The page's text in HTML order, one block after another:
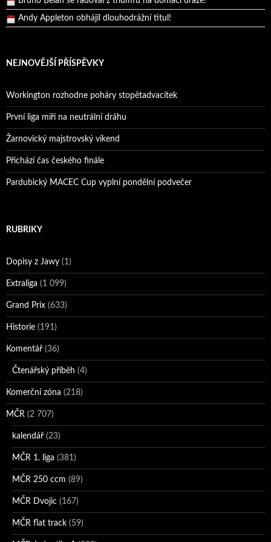
Andy Appleton obhájil dlouhodrážní titul!
NEJNOVĚJŠÍ PŘÍSPĚVKY
Workington rozhodne poháry stopětadvacítek
První liga míří na neutrální dráhu
Žarnovický majstrovský víkend
Přichází čas českého finále
Pardubický MACEC Cup vyplní pondělní podvečer
RUBRIKY
Dopisy z Jawy (1)
Extraliga (1 099)
Grand Prix (633)
Historie (191)
Komentář (36)
Čtenářský příběh (4)
Komerční zóna (218)
MČR (2 707)
kalendář (23)
MČR 1. liga (381)
MČR 250 ccm (89)
MČR Dvojic (167)
MČR flat track (59)